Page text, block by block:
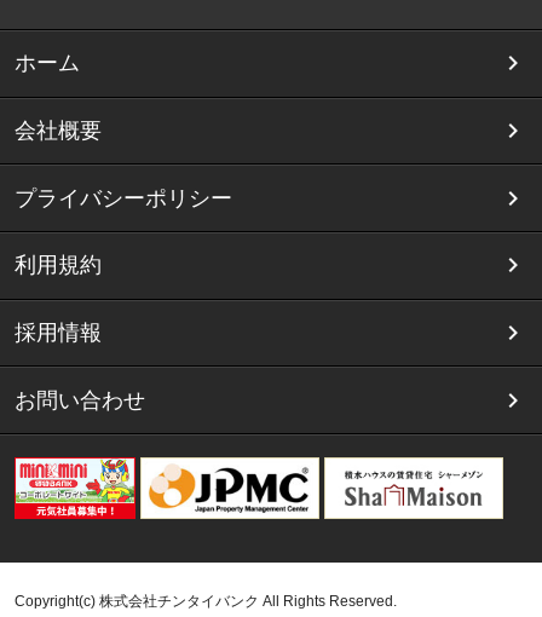
ホーム
会社概要
プライバシーポリシー
利用規約
採用情報
お問い合わせ
Copyright(c) 株式会社チンタイバンク All Rights Reserved.